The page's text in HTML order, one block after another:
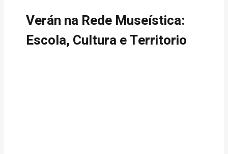
Verán na Rede Museística:
Escola, Cultura e Territorio